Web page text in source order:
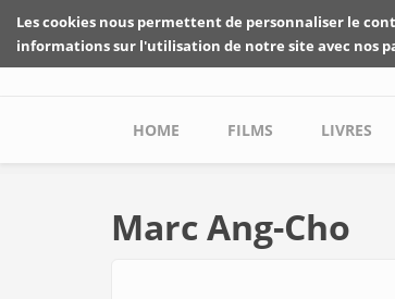
Skip to main content
Main menu
HOME FILMS LIVRES
Marc Ang-Cho
Les cookies nous permettent de personnaliser le
informations sur l'utilisation de notre site avec nos